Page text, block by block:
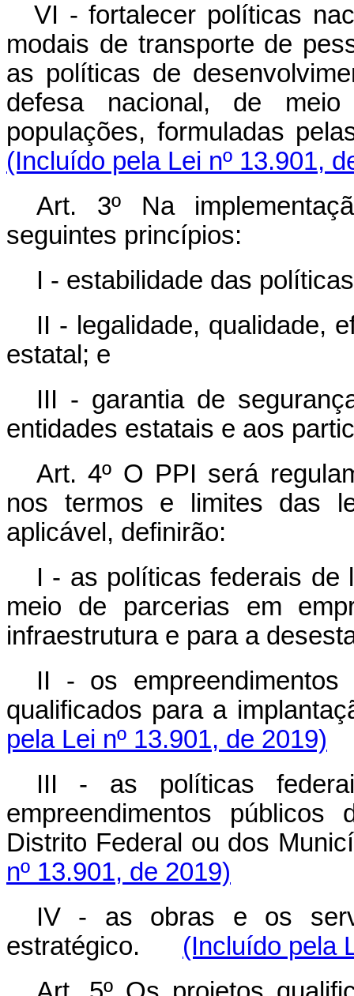
VI - fortalecer políticas
modais de transporte de
as políticas de
defesa nacional, de
populações, formuladas
(Incluído pela Lei nº 13.901,
Art. 3º Na
seguintes princípios:
I - estabilidade das
II - legalidade, qualidade,
estatal; e
III - garantia de
entidades estatais e aos
Art. 4º O PPI será
nos termos e limites das
aplicável, definirão:
I - as políticas federais de
meio de parcerias em
infraestrutura e para a
II - os empreendimentos
qualificados para a
pela Lei nº 13.901, de 2019)
III - as políticas
empreendimentos
Distrito Federal ou dos
nº 13.901, de 2019)
IV - as obras e os
estratégico. (Incluído pela